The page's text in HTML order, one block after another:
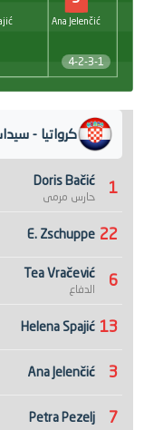
4-2-3-1
Ana Jelenčić
كرواتيا -
1
Doris Bačić
حارس مرمى
22
E. Zschuppe
6
Tea Vračević
الدفاع
13
Helena Spajić
3
Ana Jelenčić
7
Petra Pezelj